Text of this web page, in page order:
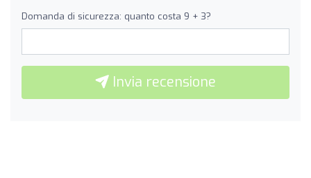
Domanda di sicurezza: quanto costa 9 + 3?
Invia recensione